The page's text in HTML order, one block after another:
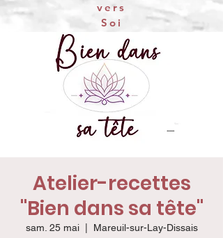
06 88 25 79 74 / email : contact
vers
Soi
Atelier-recettes
"Bien dans sa tête"
sam. 25 mai
  |
Mareuil-sur-Lay-Dissais